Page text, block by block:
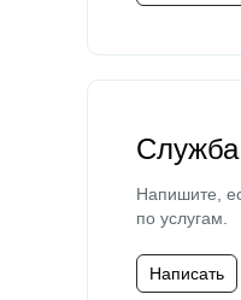
Напишите,
по услугам.
Написать